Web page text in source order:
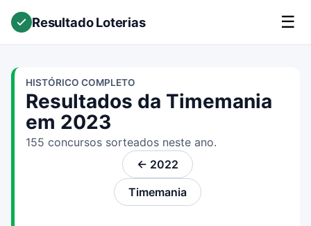
Resultado Loterias ☰
HISTÓRICO COMPLETO
Resultados da Timemania
em 2023
155 concursos sorteados neste ano.
← 2022
Timemania